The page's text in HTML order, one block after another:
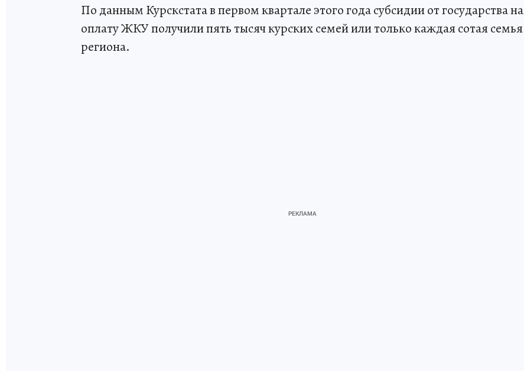
По данным Курскстата в первом квартале этого года субсидии от государства на
оплату ЖКУ получили пять тысяч курских семей или только каждая сотая семья
региона.